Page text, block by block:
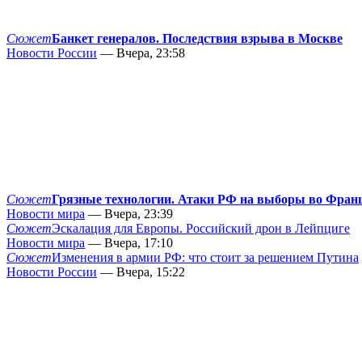
СюжетБанкет генералов. Последствия взрыва в Москве
Новости России — Вчера, 23:58
СюжетГрязные технологии. Атаки РФ на выборы во
Новости мира — Вчера, 23:39
СюжетЭскалация для Европы. Российский дрон в Лейпциге
Новости мира — Вчера, 17:10
СюжетИзменения в армии РФ: что стоит за решением Путина
Новости России — Вчера, 15:22